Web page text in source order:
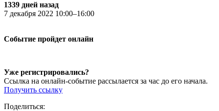
1339 дней назад
7 декабря 2022 10:00–16:00
Событие пройдет онлайн
Уже регистрировались?
Ссылка на онлайн-событие рассылается за час до его начала.
Получить ссылку
Поделиться: